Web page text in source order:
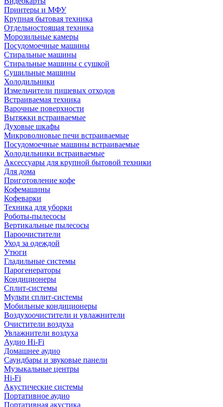
Принтеры и МФУ
Крупная бытовая техника
Отдельностоящая техника
Морозильные камеры
Посудомоечные машины
Стиральные машины
Стиральные машины с сушкой
Сушильные машины
Холодильники
Измельчители пищевых отходов
Встраиваемая техника
Варочные поверхности
Вытяжки встраиваемые
Духовые шкафы
Микроволновые печи встраиваемые
Посудомоечные машины встраиваемые
Холодильники встраиваемые
Аксессуары для крупной бытовой техники
Для дома
Приготовление кофе
Кофемашины
Кофеварки
Техника для уборки
Роботы-пылесосы
Вертикальные пылесосы
Пароочистители
Уход за одеждой
Утюги
Гладильные системы
Парогенераторы
Кондиционеры
Сплит-системы
Мульти сплит-системы
Мобильные кондиционеры
Воздухоочистители и увлажнители
Очистители воздуха
Увлажнители воздуха
Аудио Hi-Fi
Домашнее аудио
Саундбары и звуковые панели
Музыкальные центры
Hi-Fi
Акустические системы
Портативное аудио
Портативная акустика